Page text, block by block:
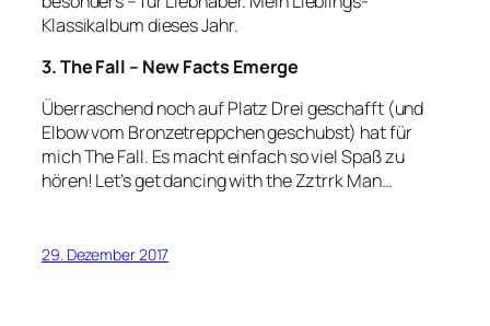
Klassikalbum dieses Jahr.
3. The Fall – New Facts Emerge
Überraschend noch auf Platz Drei geschafft (und
Elbow vom Bronzetreppchen geschubst) hat für
mich The Fall. Es macht einfach so viel Spaß zu
hören! Let’s get dancing with the Zztrrk Man…
29. Dezember 2017